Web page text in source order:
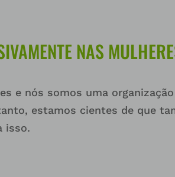
NAS
e nós somos uma
estamos cientes de que
isso.